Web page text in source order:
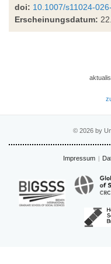
doi: 10.1007/s11024-
Erscheinungsdatum:
© 2026 by
Impressum